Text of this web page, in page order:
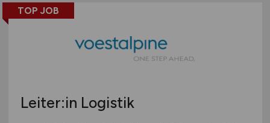
TOP JOB
Leiter:in Logistik